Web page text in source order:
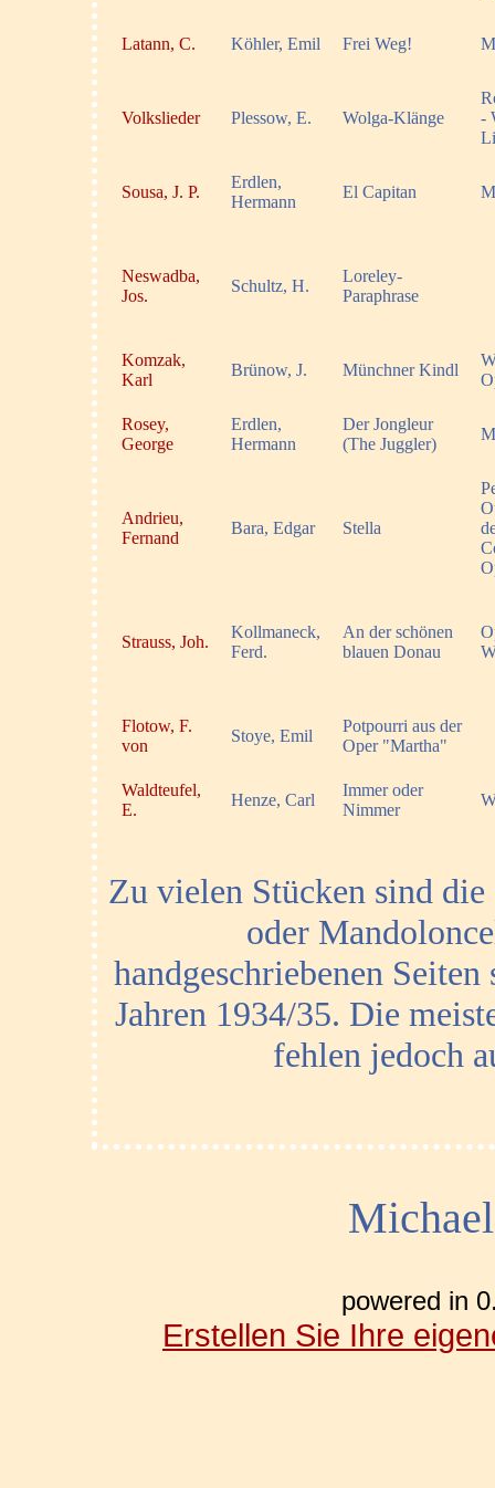
Latann, C. Köhler, Emil Frei Weg!
Volkslieder Plessow, E. Wolga-Klänge
-
Sousa, J. P.
Erdlen,
Hermann
El Capitan
Neswadba,
Jos.
Schultz, H.
Loreley-
Paraphrase
Komzak,
Karl
Brünow, J. Münchner Kindl
Rosey,
George
Erdlen,
Hermann
Der Jongleur
(The Juggler)
Andrieu,
Fernand
Bara, Edgar Stella
Strauss, Joh.
Kollmaneck,
Ferd.
An der schönen
blauen Donau
Flotow, F.
von
Stoye, Emil
Potpourri aus der
Oper "Martha"
Waldteufel,
E.
Henze, Carl
Immer oder
Nimmer
Zu vielen Stücken sind
oder
handgeschriebenen
Jahren 1934/35. Die
fehlen jedoch
powered in
Erstellen Sie Ihre